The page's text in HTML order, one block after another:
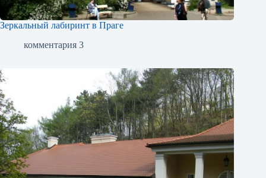
Зеркальный лабиринт в Праге
комментария 3